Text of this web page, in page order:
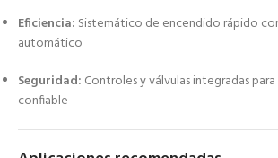
Eficiencia: Sistemático de encendido rápido
automático
Seguridad: Controles y válvulas integradas
confiable